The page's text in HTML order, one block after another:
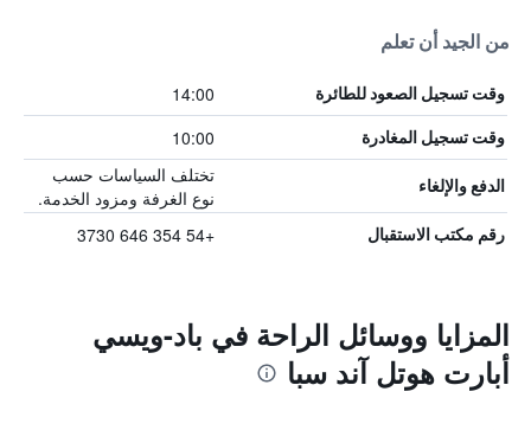
من الجيد أن تعلم
وقت تسجيل الصعود للطائرة 14:00
وقت تسجيل المغادرة 10:00
الدفع والإلغاء
تختلف السياسات حسب
نوع الغرفة ومزود الخدمة.
رقم مكتب الاستقبال +54 354 646 3730
المزايا ووسائل الراحة في باد-ويسي
أبارت هوتل آند سبا